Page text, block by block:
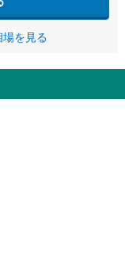
を見る